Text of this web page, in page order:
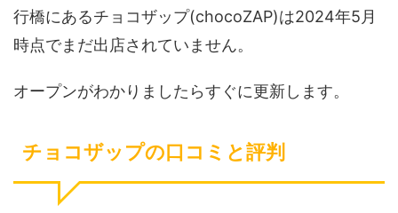
行橋にあるチョコザップ(chocoZAP)は2024年5月
時点でまだ出店されていません。
オープンがわかりましたらすぐに更新します。
チョコザップの口コミと評判